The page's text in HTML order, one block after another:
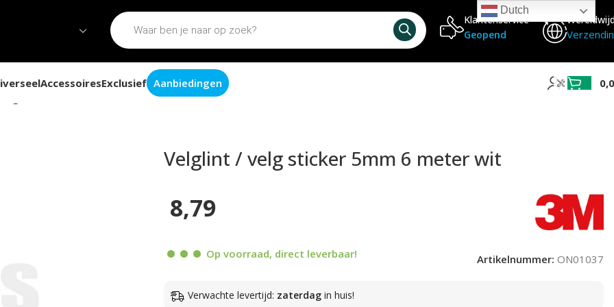
Klantenservice
Geopend
AccessoiresExclusief Aanbiedingen
Velglint / velg sticker 5mm 6 meter wit
8,79
Op voorraad, direct leverbaar! Artikelnummer: ON01037
Verwachte levertijd: zaterdagin huis!
Dutch